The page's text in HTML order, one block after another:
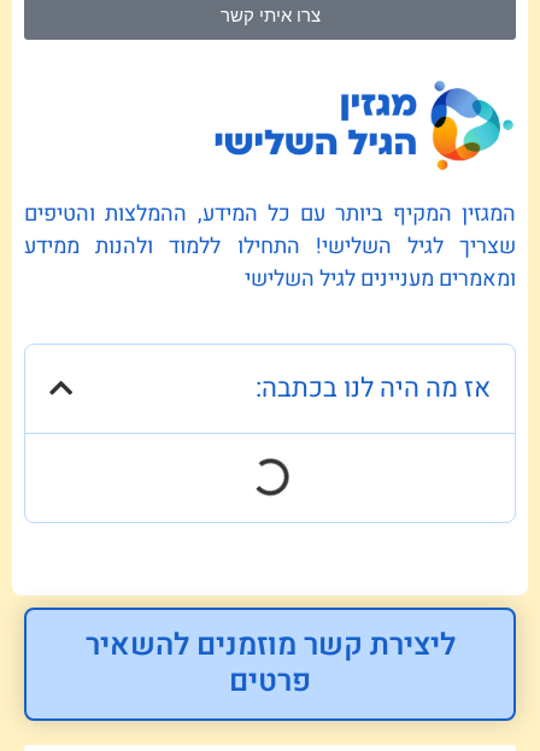
צרו איתי קשר
המגזין המקיף ביותר עם כל המידע, ההמלצות והטיפים
שצריך לגיל השלישי! התחילו ללמוד ולהנות ממידע
ומאמרים מעניינים לגיל השלישי
אז מה היה לנו בכתבה:
ליצירת קשר מוזמנים להשאיר
פרטים